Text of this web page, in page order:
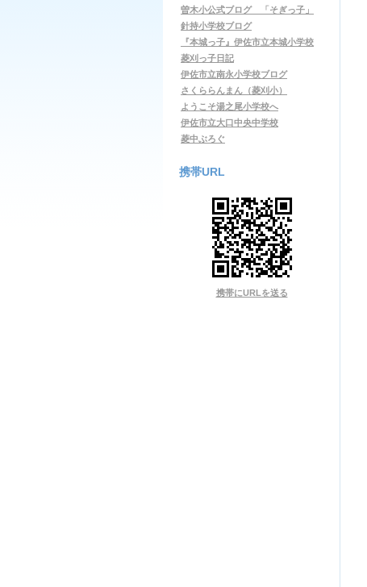
曽木小公式ブログ 「そぎっ子」
針持小学校ブログ
『本城っ子』伊佐市立本城小学校
菱刈っ子日記
伊佐市立南永小学校ブログ
さくららんまん（菱刈小）
ようこそ湯之尾小学校へ
伊佐市立大口中央中学校
菱中ぶろぐ
携帯URL
携帯にURLを送る